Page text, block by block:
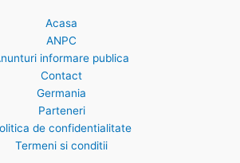
Acasa
ANPC
informare publica
Contact
Germania
Parteneri
de confidentialitate
Termeni si conditii